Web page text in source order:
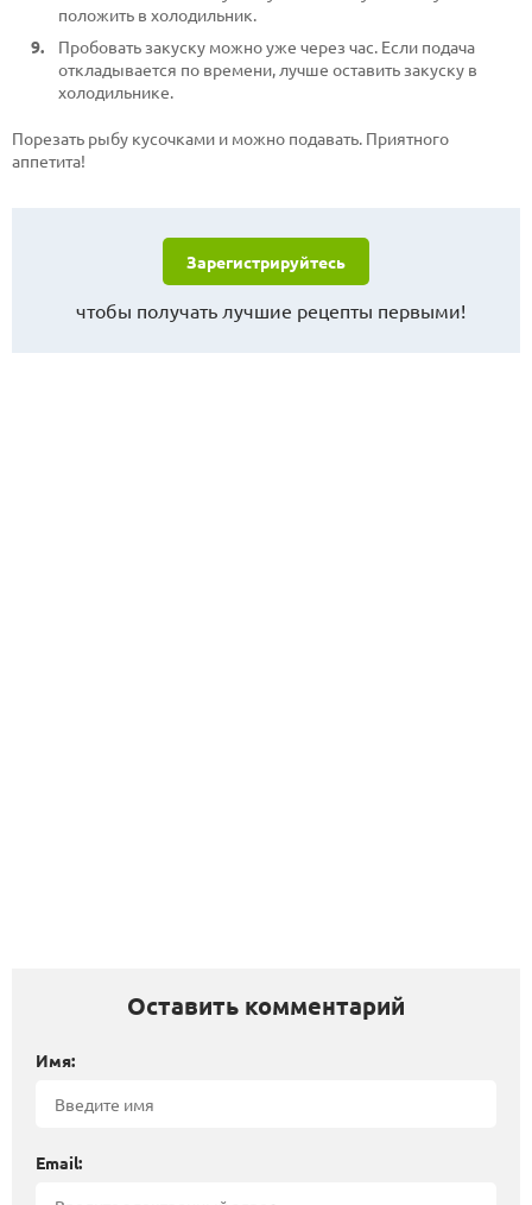
положить в холодильник.
Пробовать закуску можно уже через час. Если подача
откладывается по времени, лучше оставить закуску в
холодильнике.
Порезать рыбу кусочками и можно подавать. Приятного
аппетита!
Зарегистрируйтесь
чтобы получать лучшие рецепты первыми!
Оставить комментарий
Имя:
Email: